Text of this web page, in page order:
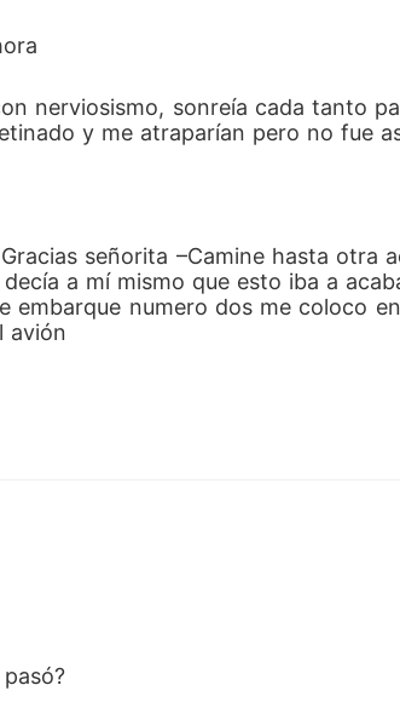
y me atraparían pero no fue
a mí mismo que esto iba a
embarque numero dos me coloco
avión
pasó?